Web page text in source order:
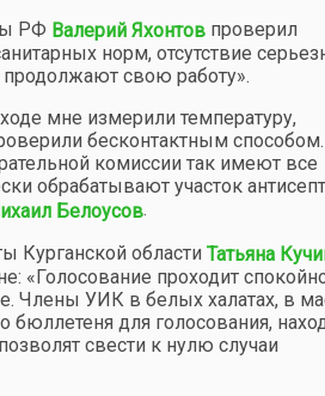
РФ Валерий Яхонтов проверил
норм, отсутствие
продолжают свою работу».
мне измерили температуру,
бесконтактным
комиссии так имеют все
обрабатывают участок
Белоусов.
Курганской области Татьяна
«Голосование проходит
Члены УИК в белых халатах, в
для голосования,
свести к нулю случаи